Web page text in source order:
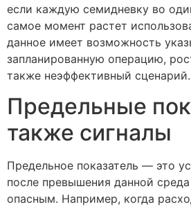
если каждую семидневку во
самое момент растет
данное имеет возможность
запланированную операцию,
также неэффективный сценарий.
Предельные
также сигналы
Предельное показатель — это
после превышения данной
опасным. Например, когда